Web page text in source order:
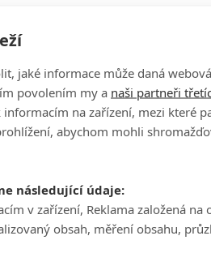
jaké informace může daná
povolením my a naši partneři
na zařízení, mezi které
abychom mohli
následující údaje:
v zařízení, Reklama založená na
obsah, měření obsahu,